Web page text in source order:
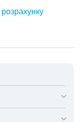
розрахунку